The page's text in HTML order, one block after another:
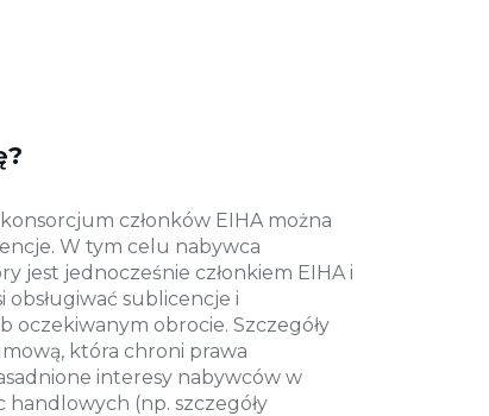
członków EIHA można
W tym celu nabywca
jest jednocześnie członkiem EIHA i
sublicencje i
oczekiwanym obrocie. Szczegóły
która chroni prawa
interesy nabywców w
(np. szczegóły